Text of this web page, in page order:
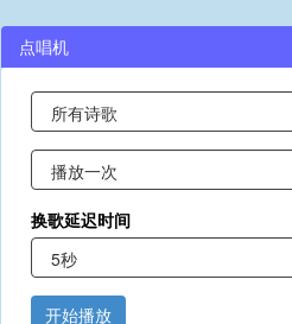
点唱机
换歌延迟时间
开始播放